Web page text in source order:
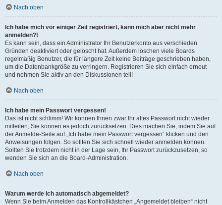
Nach oben
Ich habe mich vor einiger Zeit registriert, kann mich aber nicht mehr
anmelden?!
Es kann sein, dass ein Administrator Ihr Benutzerkonto aus verschieden
Gründen deaktiviert oder gelöscht hat. Außerdem löschen viele Boards
regelmäßig Benutzer, die für längere Zeit keine Beiträge geschrieben haben,
um die Datenbankgröße zu verringern. Registrieren Sie sich einfach erneut
und nehmen Sie aktiv an den Diskussionen teil!
Nach oben
Ich habe mein Passwort vergessen!
Das ist nicht schlimm! Wir können Ihnen zwar Ihr altes Passwort nicht wieder
mitteilen, Sie können es jedoch zurücksetzen. Dies machen Sie, indem Sie auf
der Anmelde-Seite auf „Ich habe mein Passwort vergessen“ klicken und den
Anweisungen folgen. So sollten Sie sich schnell wieder anmelden können.
Sollten Sie trotzdem nicht in der Lage sein, Ihr Passwort zurückzusetzen, so
wenden Sie sich an die Board-Administration.
Nach oben
Warum werde ich automatisch abgemeldet?
Wenn Sie beim Anmelden das Kontrollkästchen „Angemeldet bleiben“ nicht